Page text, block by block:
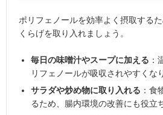
ポリフェノールを効率よく摂取する
くらげを取り入れましょう。
毎日の味噌汁やスープに加える ：
リフェノールが吸収されやすくな
サラダや炒め物に取り入れる ：食
るため、腸内環境の改善にも役立